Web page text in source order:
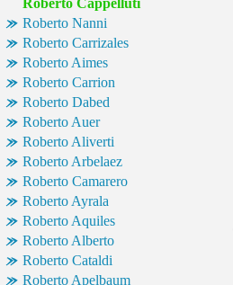
Roberto Cappelluti
Roberto Nanni
Roberto Carrizales
Roberto Aimes
Roberto Carrion
Roberto Dabed
Roberto Auer
Roberto Aliverti
Roberto Arbelaez
Roberto Camarero
Roberto Ayrala
Roberto Aquiles
Roberto Alberto
Roberto Cataldi
Roberto Apelbaum